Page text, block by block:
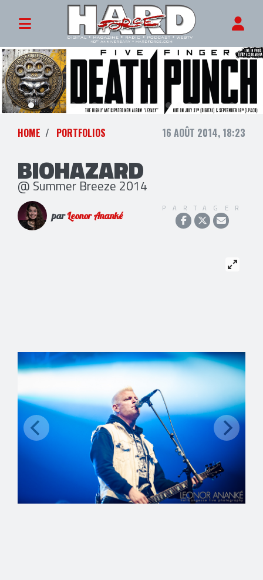
HOME PORTFOLIOS 16 AOÛT 2014, 18:23
BIOHAZARD
@ Summer Breeze 2014
parLeonor Ananké
PARTAGER